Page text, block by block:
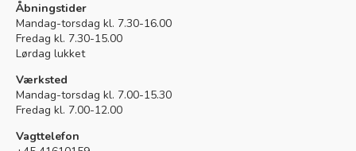
Åbningstider
Mandag-torsdag kl. 7.30-16.00
Fredag kl. 7.30-15.00
Lørdag lukket
Værksted
Mandag-torsdag kl. 7.00-15.30
Fredag kl. 7.00-12.00
Vagttelefon